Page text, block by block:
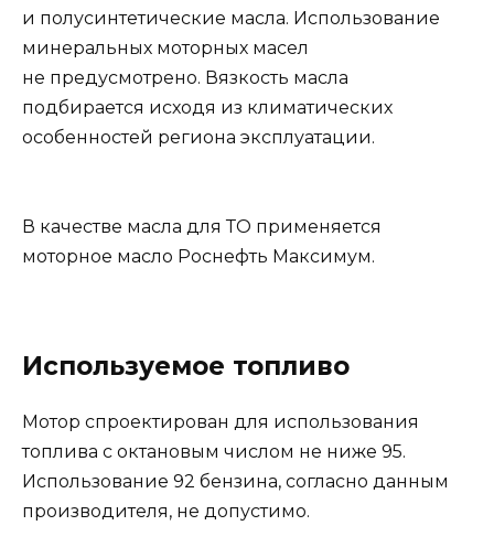
и полусинтетические масла. Использование
минеральных моторных масел
не предусмотрено. Вязкость масла
подбирается исходя из климатических
особенностей региона эксплуатации.
В качестве масла для ТО применяется
моторное масло Роснефть Максимум.
Используемое топливо
Мотор спроектирован для использования
топлива с октановым числом не ниже 95.
Использование 92 бензина, согласно данным
производителя, не допустимо.